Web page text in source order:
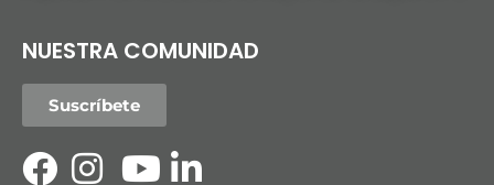
NUESTRA COMUNIDAD
Suscríbete